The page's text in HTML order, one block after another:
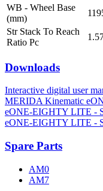
WB - Wheel Base
(mm)
Str Stack To Reach
Ratio Pc
Downloads
Interactive digital user
MERIDA Kinematic
eONE-EIGHTY LITE -
eONE-EIGHTY LITE -
Spare Parts
AM0
AM7